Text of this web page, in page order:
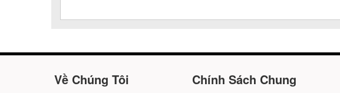
Về Chúng Tôi Chính Sách Chung